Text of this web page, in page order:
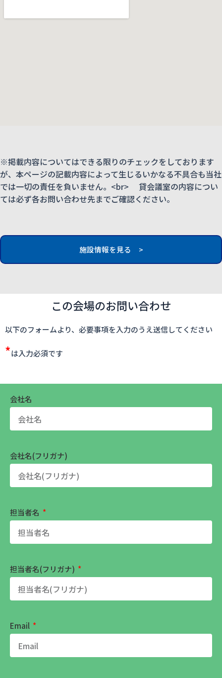
※掲載内容についてはできる限りのチェックをしております
が、本ページの記載内容によって生じるいかなる不具合も当社
では一切の責任を負いません。<br> 貸会議室の内容につい
ては必ず各お問い合わせ先までご確認ください。
施設情報を見る >
この会場のお問い合わせ
以下のフォームより、必要事項を入力のうえ送信してください
*は入力必須です
会社名
会社名(フリガナ)
担当者名
担当者名(フリガナ)
Email